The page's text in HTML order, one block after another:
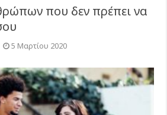
που δεν πρέπει να
5 Μαρτίου 2020